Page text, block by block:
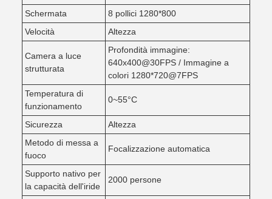
Schermata
8 pollici 1280*800
Velocità
Altezza
Camera a luce
strutturata
Profondità immagine:
640x400@30FPS / Immagine a
colori 1280*720@7FPS
Temperatura di
funzionamento
0~55°C
Sicurezza
Altezza
Metodo di messa a
fuoco
Focalizzazione automatica
Supporto nativo per
la capacità dell'iride
2000 persone